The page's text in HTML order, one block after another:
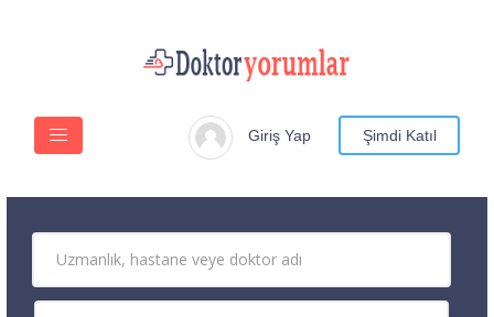
Giriş Yap Şimdi Katıl